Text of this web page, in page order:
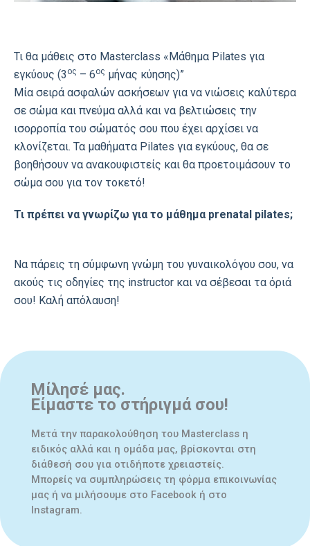
Τι θα μάθεις στο Masterclass «Mάθημα Pilates για
εγκύους (3 ος – 6ος μήνας κύησης)”
Mία σειρά ασφαλών ασκήσεων για να νιώσεις καλύτερα
σε σώμα και πνεύμα αλλά και να βελτιώσεις την
ισορροπία του σώματός σου που έχει αρχίσει να
κλονίζεται. Τα μαθήματα Pilates για εγκύους, θα σε
βοηθήσουν να ανακουφιστείς και θα προετοιμάσουν το
σώμα σου για τον τοκετό!
Τι πρέπει να γνωρίζω για το μάθημα prenatal pilates;
Nα πάρεις τη σύμφωνη γνώμη του γυναικολόγου σου, να
ακούς τις οδηγίες της instructor και να σέβεσαι τα όριά
σου! Kαλή απόλαυση!
Μίλησέ μας.
Είμαστε το στήριγμά σου!
Μετά την παρακολούθηση του Masterclass η
ειδικός αλλά και η ομάδα μας, βρίσκονται στη
διάθεσή σου για οτιδήποτε χρειαστείς.
Μπορείς να συμπληρώσεις τη φόρμα επικοινωνίας
μας ή να μιλήσουμε στο Facebook ή στο
Instagram.